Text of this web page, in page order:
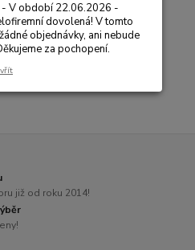
již od roku 2014!
- V období 22.06.2026 -
dovolená! V tomto
objednávky, ani nebude
za pochopení.